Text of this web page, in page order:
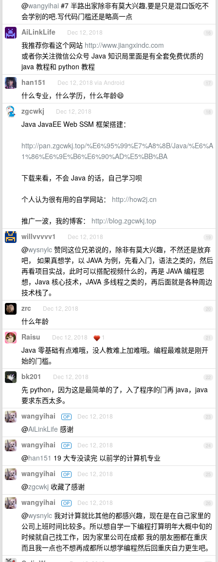
@wangyihai #7 半路出家除非有莫大兴趣,要是只是混口饭吃不
会学别的吧.写代码门槛还是略高一点
16
AiLinkLife Dec 12, 2018
我推荐你看这个网站 http://www.jiangxindc.com
或者你关注微信公众号 Java 知识局里面是有全套免费优质的
java 教程和 python 教程
17
han151 Dec 12, 2018 via Android
什么专业，什么学历，什么年龄😄
18
zgcwkj Dec 12, 2018
Java JavaEE Web SSM 框架搭建：
http://pan.zgcwkj.top/%E6%95%99%E7%A8%8B/Java/%E6%A
1%86%E6%9E%B6%E6%90%AD%E5%BB%BA
下载来看，不会 Java 的话，自己学习呗
个人认为很有用的自学网站： http://how2j.cn
推广一波，我的博客： http://blog.zgcwkj.top
19
willvvvvv1 Dec 12, 2018
@wysnylc 赞同这位兄弟说的，除非有莫大兴趣，不然还是放弃
吧， 如果真想学，以 JAVA 为例，先看入门，语法之类的，然后
再看项目实战，此时可以搭配视频什么的，再是 JAVA 编程思
想，Java 核心技术，JAVA 多线程之类的，再后面就是各种周边
技术栈了。
20
zrc Dec 12, 2018
什么年龄
21
Raisu Dec 12, 2018 1
Java 零基础有点难哦，没人教难上加难哦。编程最难就是刚开
始的门槛。
22
bk201 Dec 12, 2018
先 python，因为这是最简单的了，入了程序的门再 java，java
要求东西太多。
23
wangyihai OP Dec 12, 2018
@AiLinkLife 感谢
24
wangyihai OP Dec 12, 2018
@han151 19 大专没读完 以前学的计算机专业
25
wangyihai OP Dec 12, 2018
@zgcwkj 收藏了感谢
26
wangyihai OP Dec 12, 2018
@wysnylc 我对计算就比其他的都感兴趣，现在是在自己家里的
公司上班时间比较多。所以想自学一下编程打算明年大概中旬的
时候就自己找工作，因为家里公司在成都 我的朋友圈都在重庆
而且我一点也不想再成都所以想学编程然后回重庆自力更生吧。